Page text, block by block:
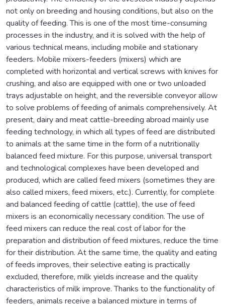
not only on breeding and housing conditions, but also on the
quality of feeding. This is one of the most time-consuming
processes in the industry, and it is solved with the help of
various technical means, including mobile and stationary
feeders. Mobile mixers-feeders (mixers) which are
completed with horizontal and vertical screws with knives for
crushing, and also are equipped with one or two unloaded
trays adjustable on height, and the reversible conveyor allow
to solve problems of feeding of animals comprehensively. At
present, dairy and meat cattle-breeding abroad mainly use
feeding technology, in which all types of feed are distributed
to animals at the same time in the form of a nutritionally
balanced feed mixture. For this purpose, universal transport
and technological complexes have been developed and
produced, which are called feed mixers (sometimes they are
also called mixers, feed mixers, etc.). Currently, for complete
and balanced feeding of cattle (cattle), the use of feed
mixers is an economically necessary condition. The use of
feed mixers can reduce the real cost of labor for the
preparation and distribution of feed mixtures, reduce the time
for their distribution. At the same time, the quality and eating
of feeds improves, their selective eating is practically
excluded, therefore, milk yields increase and the quality
characteristics of milk improve. Thanks to the functionality of
feeders, animals receive a balanced mixture in terms of